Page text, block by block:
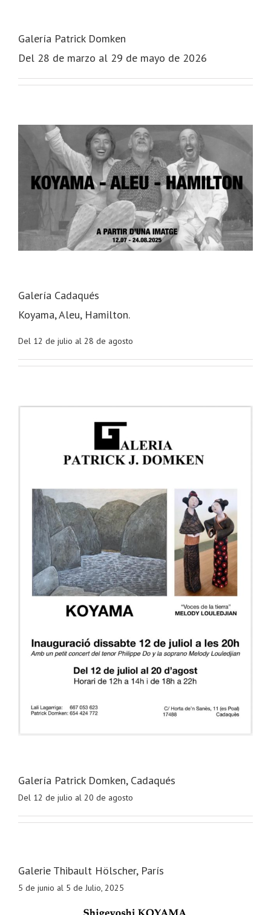
Galería Patrick Domken
Del 28 de marzo al 29 de mayo de 2026
Galería Cadaqués
Koyama, Aleu, Hamilton.
Del 12 de julio al 28 de agosto
Galería Patrick Domken, Cadaqués
Del 12 de julio al 20 de agosto
Galerie Thibault Hölscher, París
5 de junio al 5 de Julio, 2025